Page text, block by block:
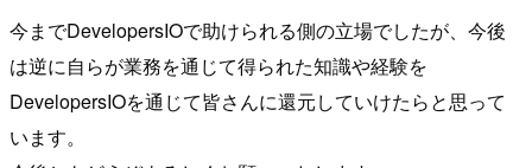
今までDevelopersIOで助けられる側の立場でしたが、今後
は逆に自らが業務を通じて得られた知識や経験を
DevelopersIOを通じて皆さんに還元していけたらと思って
います。